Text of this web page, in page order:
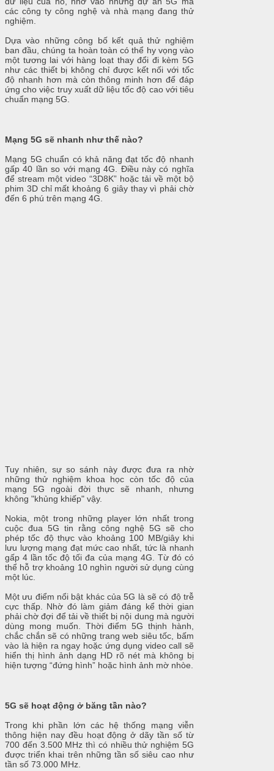
các công ty công nghệ và nhà mạng đang thử
nghiệm.
Dựa vào những công bố kết quả thử nghiệm
ban đầu, chúng ta hoàn toàn có thể hy vọng vào
một tương lai với hàng loạt thay đổi đi kèm 5G
như các thiết bị không chỉ được kết nối với tốc
độ nhanh hơn mà còn thông minh hơn để đáp
ứng cho việc truy xuất dữ liệu tốc độ cao với tiêu
chuẩn mạng 5G.
Mạng 5G sẽ nhanh như thế nào?
Mạng 5G chuẩn có khả năng đạt tốc độ nhanh
gấp 40 lần so với mạng 4G. Điều này có nghĩa
để stream một video “3D8K” hoặc tải về một bộ
phim 3D chỉ mất khoảng 6 giây thay vì phải chờ
đến 6 phú trên mạng 4G.
Tuy nhiên, sự so sánh này được đưa ra nhờ
những thử nghiệm khoa học còn tốc độ của
mạng 5G ngoài đời thực sẽ nhanh, nhưng
không "khủng khiếp" vậy.
Nokia, một trong những player lớn nhất trong
cuộc đua 5G tin rằng công nghệ 5G sẽ cho
phép tốc độ thực vào khoảng 100 MB/giây khi
lưu lượng mạng đạt mức cao nhất, tức là nhanh
gấp 4 lần tốc độ tối đa của mạng 4G. Từ đó có
thể hỗ trợ khoảng 10 nghìn người sử dụng cùng
một lúc.
Một ưu điểm nổi bật khác của 5G là sẽ có độ trễ
cực thấp. Nhờ đó làm giảm đáng kể thời gian
phải chờ đợi để tải về thiết bị nội dung mà người
dùng mong muốn. Thời điểm 5G thịnh hành,
chắc chắn sẽ có những trang web siêu tốc, bấm
vào là hiện ra ngay hoặc ứng dụng video call sẽ
hiển thị hình ảnh dạng HD rõ nét mà không bị
hiện tượng “đứng hình” hoặc hình ảnh mờ nhòe.
5G sẽ hoạt động ở băng tần nào?
Trong khi phần lớn các hệ thống mạng viễn
thông hiện nay đều hoạt động ở dãy tần số từ
700 đến 3.500 MHz thì có nhiều thử nghiệm 5G
được triển khai trên những tần số siêu cao như
tần số 73.000 MHz.